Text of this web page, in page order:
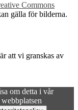
Commons
gälla för bilderna.
att vi granskas av
om detta i vår